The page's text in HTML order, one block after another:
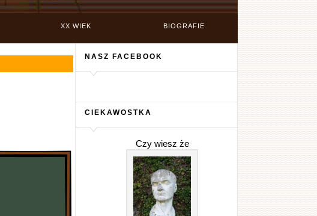
XX WIEK BIOGRAFIE
NASZ FACEBOOK
CIEKAWOSTKA
Czy wiesz że